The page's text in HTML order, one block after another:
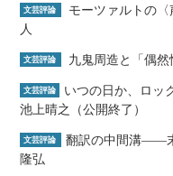
文芸評論
モーツァルトの
人
文芸評論 九鬼周造と「偶
文芸評論
いつの日か、ロッ
池上晴之（公開終了）
文芸評論
翻訳の中間溝――
隆弘